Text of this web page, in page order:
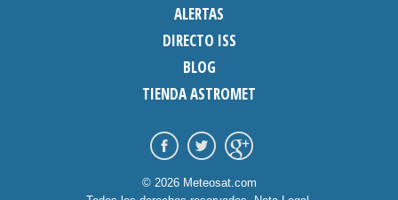
ALERTAS
DIRECTO ISS
BLOG
TIENDA ASTROMET
© 2026 Meteosat.com